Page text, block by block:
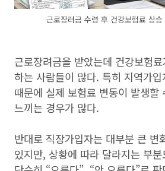
근로장려금 수령 후 건강보험료 상
근로장려금을 받았는데 건강보험
하는 사람들이 많다. 특히 지역가
때문에 실제 보험료 변동이 발생할
느끼는 경우가 많다.
반대로 직장가입자는 대부분 큰 변
있지만, 상황에 따라 달라지는 부